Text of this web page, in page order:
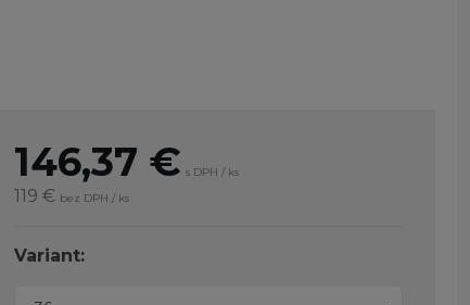
146,37 € s DPH / ks
119 € bez DPH / ks
Variant: